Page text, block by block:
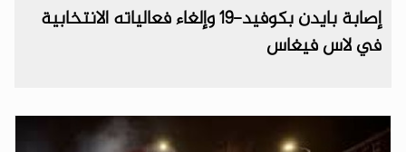
إصابة بايدن بكوفيد-19 وإلغاء فعالياته الانتخابية
في لاس فيغاس